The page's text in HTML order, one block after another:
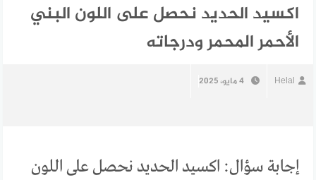
اكسيد الحديد نحصل على اللون البني
الأحمر المحمر ودرجاته
Helal 4 مايو، 2025
إجابة سؤال: اكسيد الحديد نحصل على اللون